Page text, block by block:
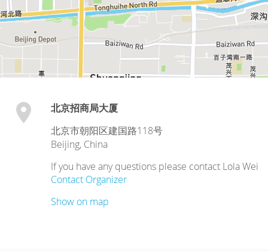
北京招商局大厦
北京市朝阳区建国路118号
Beijing, China
If you have any questions please contact Lola Wei
Contact Organizer
Show on map